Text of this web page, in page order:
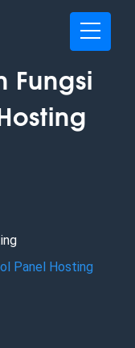
Fungsi
Panel Hosting